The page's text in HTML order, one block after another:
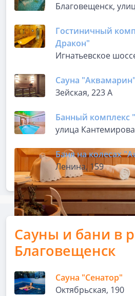
Благовещенск,
Гостиничный
Дракон"
Игнатьевское
Сауна "Аквамарин"
Зейская, 223 А
Банный комплекс
улица
Баня на колесах
Ленина, 159
Сауны и бани в
Благовещенск
Сауна "Сенатор"
Октябрьская, 190